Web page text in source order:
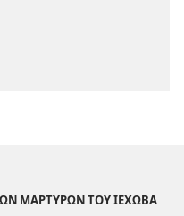
ΜΑΡΤΥΡΩΝ ΤΟΥ ΙΕΧΩΒΑ